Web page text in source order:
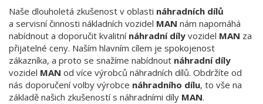
Naše dlouholetá zkušenost v oblasti náhradních dílů
a servisní činnosti nákladních vozidel MAN nám napomáhá
nabídnout a doporučit kvalitnínáhradní díly vozidel MAN za
přijatelné ceny. Naším hlavním cílem je spokojenost
zákazníka, a proto se snažíme nabídnout náhradní díly
vozidel MAN od více výrobců náhradních dílů. Obdržíte od
nás doporučení volby výrobce náhradního dílu, to vše na
základě našich zkušeností s náhradními díly MAN.